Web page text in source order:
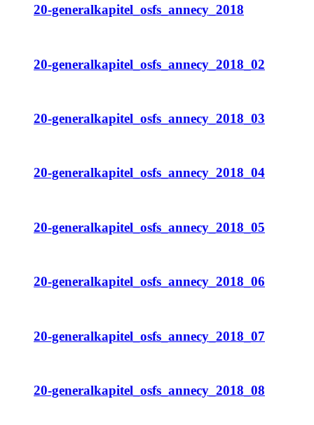
20-generalkapitel_osfs_annecy_2018
20-generalkapitel_osfs_annecy_2018_02
20-generalkapitel_osfs_annecy_2018_03
20-generalkapitel_osfs_annecy_2018_04
20-generalkapitel_osfs_annecy_2018_05
20-generalkapitel_osfs_annecy_2018_06
20-generalkapitel_osfs_annecy_2018_07
20-generalkapitel_osfs_annecy_2018_08